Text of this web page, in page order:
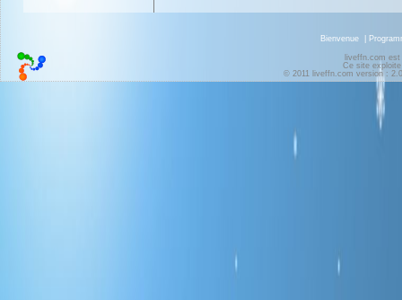
Bienvenue
liveffn.com
Ce site
© 2011 liveffn.com version :